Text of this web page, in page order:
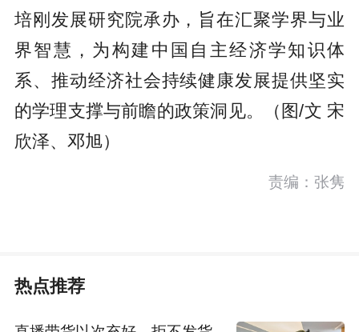
培刚发展研究院承办，旨在汇聚学界与业
界智慧，为构建中国自主经济学知识体
系、推动经济社会持续健康发展提供坚实
的学理支撑与前瞻的政策洞见。（图/文 宋
欣泽、邓旭）
责编：张隽
热点推荐